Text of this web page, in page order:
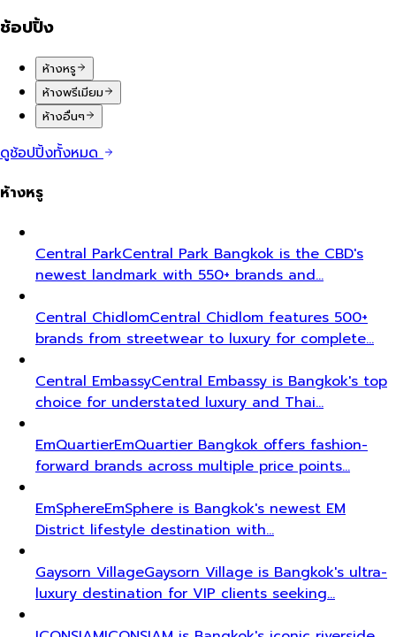
ช้อปปิ้ง
ห้างหรู
ห้างพรีเมียม
ห้างอื่นๆ
ดูช้อปปิ้งทั้งหมด
ห้างหรู
Central ParkCentral Park Bangkok is the CBD's
newest landmark with 550+ brands and…
Central ChidlomCentral Chidlom features 500+
brands from streetwear to luxury for complete…
Central EmbassyCentral Embassy is Bangkok's top
choice for understated luxury and Thai…
EmQuartierEmQuartier Bangkok offers fashion-
forward brands across multiple price points…
EmSphereEmSphere is Bangkok's newest EM
District lifestyle destination with…
Gaysorn VillageGaysorn Village is Bangkok's ultra-
luxury destination for VIP clients seeking…